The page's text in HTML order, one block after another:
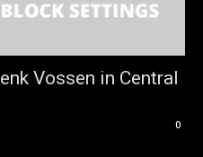
Vossen in Central
0